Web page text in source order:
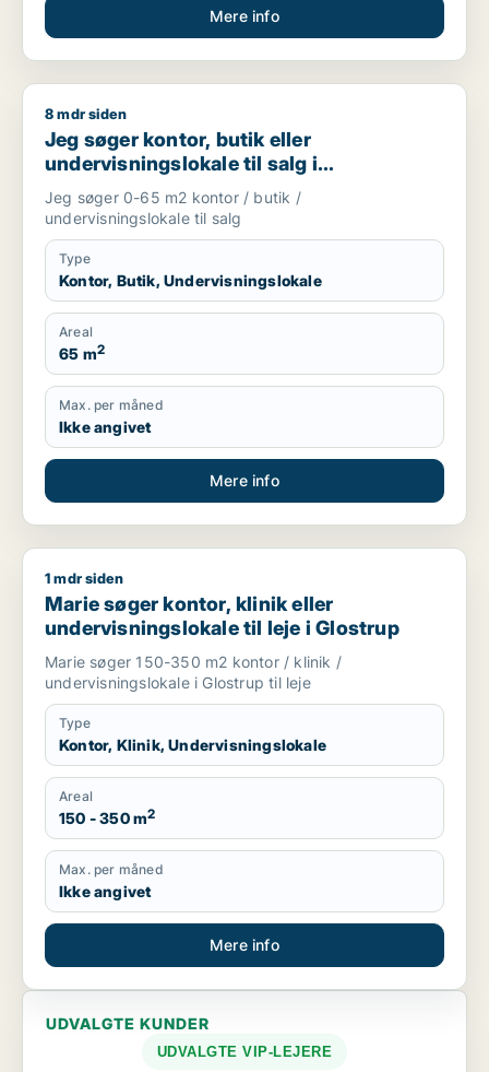
Mere info
Jeg søger kontor, butik eller undervisningslokale til salg i
8 mdr siden
Jeg søger kontor, butik eller
undervisningslokale til salg i
Storkøbenhavn, Nordsjælland eller Fyn
m.fl.
Jeg søger 0-65 m2 kontor / butik /
undervisningslokale til salg
Type
Kontor, Butik, Undervisningslokale
Areal
65 m2
Max. per måned
Ikke angivet
Mere info
Marie søger kontor, klinik eller undervisningslokale til leje i
1 mdr siden
Marie søger kontor, klinik eller
undervisningslokale til leje i Glostrup
Marie søger 150-350 m2 kontor / klinik /
undervisningslokale i Glostrup til leje
Type
Kontor, Klinik, Undervisningslokale
Areal
150 - 350 m2
Max. per måned
Ikke angivet
Mere info
UDVALGTE KUNDER
UDVALGTE VIP-LEJERE